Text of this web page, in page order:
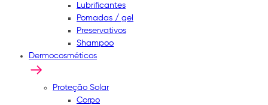
Lubrificantes
Pomadas / gel
Preservativos
Shampoo
Dermocosméticos
Proteção Solar
Corpo